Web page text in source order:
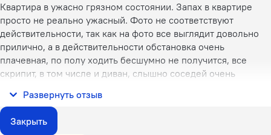
Квартира в ужасно грязном состоянии. Запах в квартире
просто не реально ужасный. Фото не соответствуют
действительности, так как на фото все выглядит довольно
прилично, а в действительности обстановка очень
плачевная, по полу ходить бесшумно не получится, все
скрипит, в том числе и диван, слышно соседей очень
и все в пятнахи подуш
Развернуть отзыв
Закрыть